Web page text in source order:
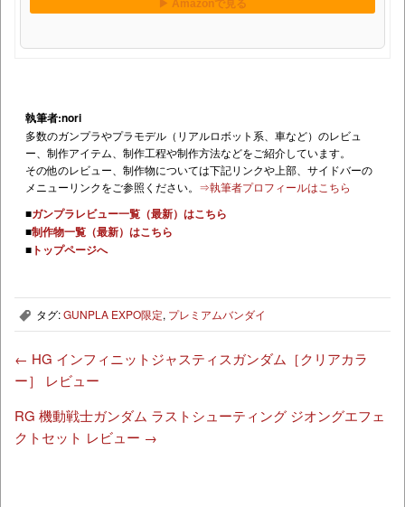
執筆者:nori
多数のガンプラやプラモデル（リアルロボット系、車など）のレビュ
ー、制作アイテム、制作工程や制作方法などをご紹介しています。
その他のレビュー、制作物については下記リンクや上部、サイドバーの
メニューリンクをご参照ください。 ⇒執筆者プロフィールはこちら
■ガンプラレビュー一覧（最新）はこちら
■制作物一覧（最新）はこちら
■ トップページへ
, タグ:GUNPLA EXPO限定, プレミアムバンダイ
← HG インフィニットジャスティスガンダム［クリアカラ
ー］ レビュー
RG 機動戦士ガンダム ラストシューティング ジオングエフェ
クトセット レビュー →